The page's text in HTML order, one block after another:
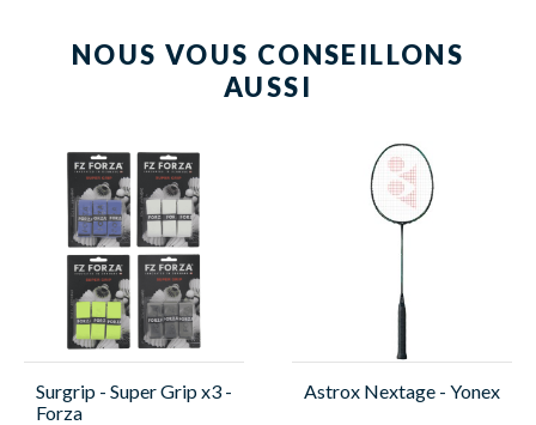
NOUS VOUS CONSEILLONS
AUSSI
Surgrip - Super Grip x3 -
Forza
Astrox Nextage - Yonex